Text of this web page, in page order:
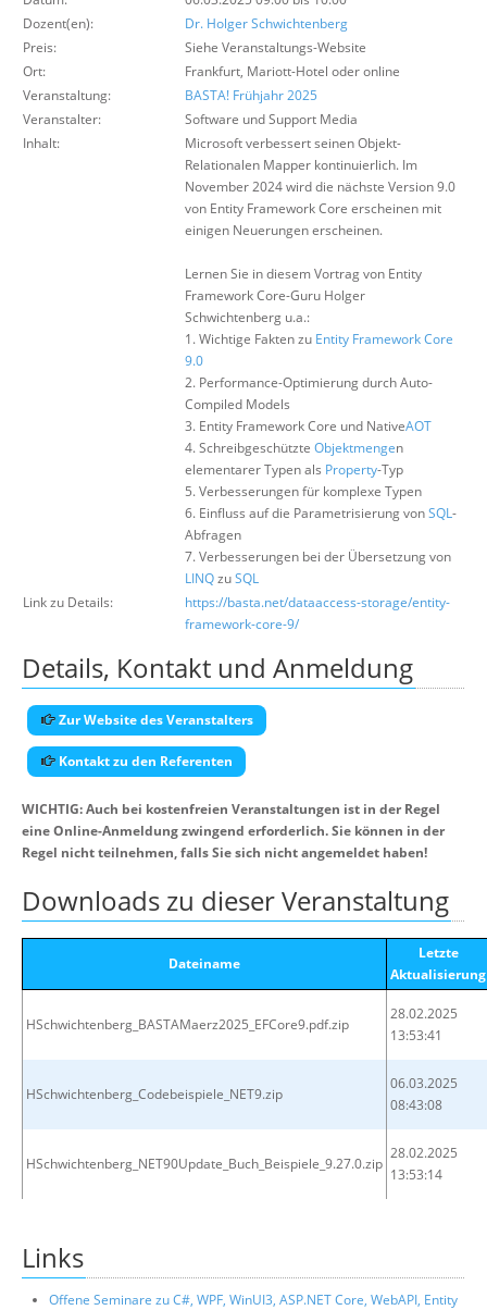
Über uns
Dozent(en):
Dr. Holger Schwichtenberg
Preis:
Siehe Veranstaltungs-Website
Ort:
Frankfurt, Mariott-Hotel oder online
Veranstaltung:
BASTA! Frühjahr 2025
Veranstalter:
Software und Support Media
Inhalt:
Microsoft verbessert seinen Objekt-
Relationalen Mapper kontinuierlich. Im
November 2024 wird die nächste Version 9.0
von Entity Framework Core erscheinen mit
einigen Neuerungen erscheinen.
Lernen Sie in diesem Vortrag von Entity
Framework Core-Guru Holger
Schwichtenberg u.a.:
1. Wichtige Fakten zu Entity Framework Core
9.0
2. Performance-Optimierung durch Auto-
Compiled Models
3. Entity Framework Core und NativeAOT
4. Schreibgeschützte Objektmengen
elementarer Typen als Property-Typ
5. Verbesserungen für komplexe Typen
6. Einfluss auf die Parametrisierung vonSQL-
Abfragen
7. Verbesserungen bei der Übersetzung von
LINQzuSQL
Link zu Details:
https://basta.net/dataaccess-storage/entity-
framework-core-9/
Details, Kontakt und Anmeldung
Zur Website des Veranstalters
Kontakt zu den Referenten
WICHTIG: Auch bei kostenfreien Veranstaltungen ist in der Regel
eine Online-Anmeldung zwingend erforderlich. Sie können in der
Regel nicht teilnehmen, falls Sie sich nicht angemeldet haben!
Downloads zu dieser Veranstaltung
Dateiname
Letzte
Aktualisierung
HSchwichtenberg_BASTAMaerz2025_EFCore9.pdf.zip
28.02.2025
13:53:41
HSchwichtenberg_Codebeispiele_NET9.zip
06.03.2025
08:43:08
HSchwichtenberg_NET90Update_Buch_Beispiele_9.27.0.zip
28.02.2025
13:53:14
Links
Offene Seminare zu C#, WPF, WinUI3, ASP.NET Core, WebAPI, Entity